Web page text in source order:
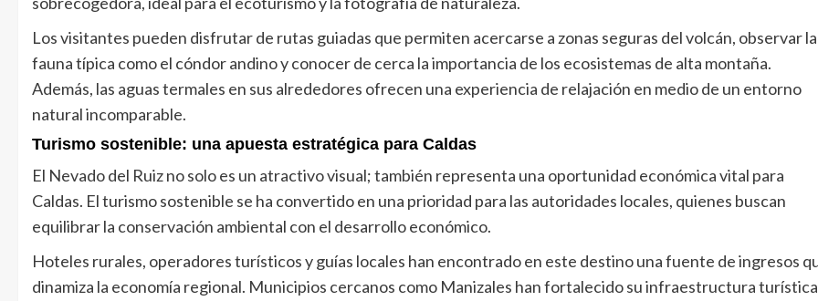
Los visitantes pueden disfrutar de rutas guiadas que permiten acercarse a zonas seguras del volcán, observar la
fauna típica como el cóndor andino y conocer de cerca la importancia de los ecosistemas de alta montaña.
Además, las aguas termales en sus alrededores ofrecen una experiencia de relajación en medio de un entorno
natural incomparable.
Turismo sostenible: una apuesta estratégica para Caldas
El Nevado del Ruiz no solo es un atractivo visual; también representa una oportunidad económica vital para
Caldas. El turismo sostenible se ha convertido en una prioridad para las autoridades locales, quienes buscan
equilibrar la conservación ambiental con el desarrollo económico.
Hoteles rurales, operadores turísticos y guías locales han encontrado en este destino una fuente de ingresos
dinamiza la economía regional. Municipios cercanos como Manizales han fortalecido su infraestructura turística